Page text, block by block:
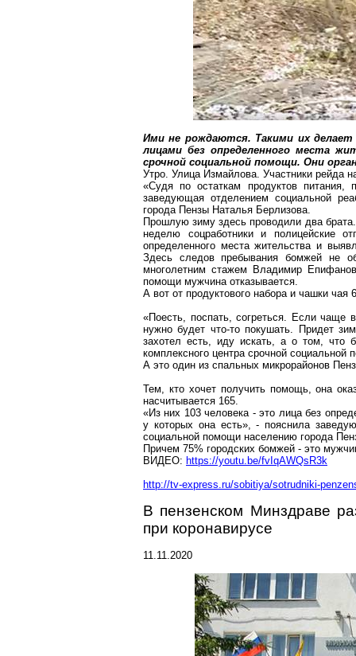
Ими не рождаются. Такими их
лицами без определенного места
срочной социальной помощи. Они
Утро. Улица Измайлова. Участники рейда
«Судя по остаткам продуктов
заведующая отделением социальной
города Пензы Наталья Берлизова.
Прошлую зиму здесь проводили два
неделю соцработники и полицейские
определенного места жительства и
Здесь следов пребывания бомжей не
многолетним стажем Владимир
помощи мужчина отказывается.
А вот от продуктового набора и чашки чая
«Поесть, поспать, согреться. Если чаще
нужно будет что-то покушать. Придет
захотел есть, иду искать, а о том, что
комплексного центра срочной
А это один из спальных микрорайонов
Тем, кто хочет получить помощь, она
насчитывается 165.
«Из них 103 человека - это лица без
у которых она есть», - пояснила
социальной помощи населению города
Причем 75% городских бомжей - это
ВИДЕО: https://youtu.be/fvIqAWQsR3k
http://tv-express.ru/sobitiya/sotrudniki-
В пензенском Минздраве
при коронавирусе
11.11.2020